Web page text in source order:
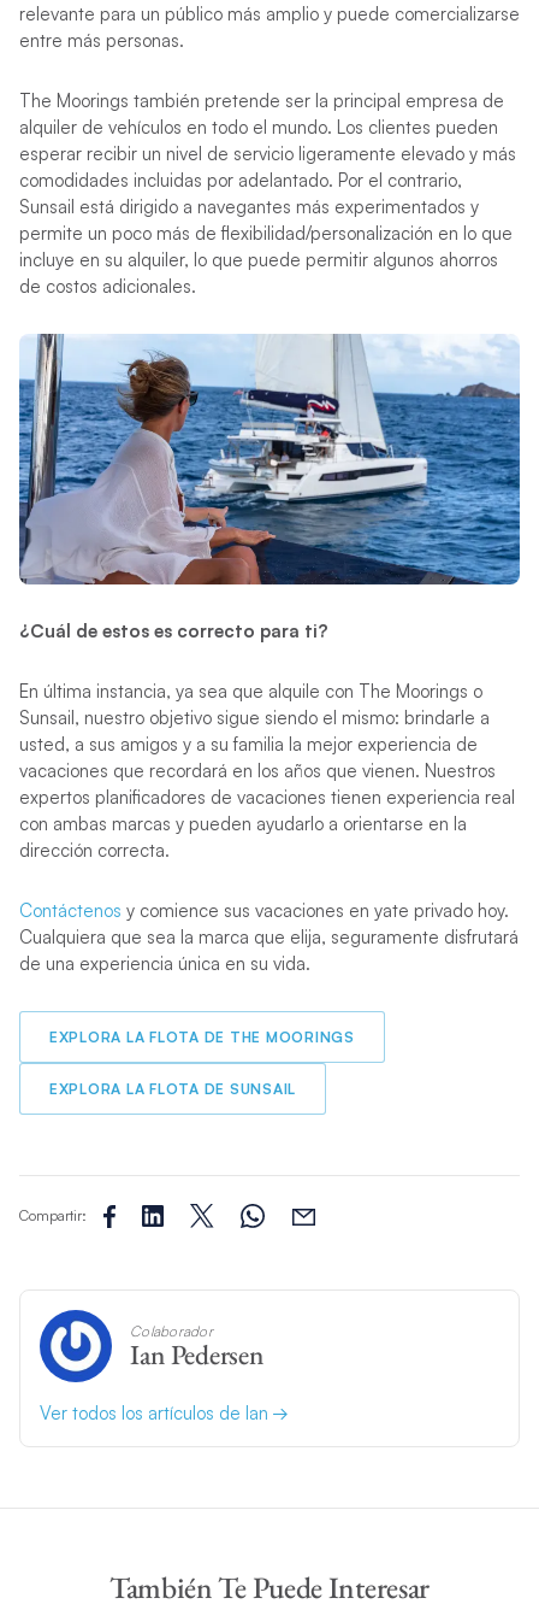
relevante para un público más amplio y puede comercializarse
entre más personas.
The Moorings también pretende ser la principal empresa de
alquiler de vehículos en todo el mundo. Los clientes pueden
esperar recibir un nivel de servicio ligeramente elevado y más
comodidades incluidas por adelantado. Por el contrario,
Sunsail está dirigido a navegantes más experimentados y
permite un poco más de flexibilidad/personalización en lo que
incluye en su alquiler, lo que puede permitir algunos ahorros
de costos adicionales.
¿Cuál de estos es correcto para ti?
En última instancia, ya sea que alquile con The Moorings o
Sunsail, nuestro objetivo sigue siendo el mismo: brindarle a
usted, a sus amigos y a su familia la mejor experiencia de
vacaciones que recordará en los años que vienen. Nuestros
expertos planificadores de vacaciones tienen experiencia real
con ambas marcas y pueden ayudarlo a orientarse en la
dirección correcta.
Contáctenos y comience sus vacaciones en yate privado hoy.
Cualquiera que sea la marca que elija, seguramente disfrutará
de una experiencia única en su vida.
EXPLORA LA FLOTA DE THE MOORINGS
EXPLORA LA FLOTA DE SUNSAIL
Compartir:
Colaborador
Ian Pedersen
Ver todos los artículos de Ian
También Te Puede Interesar